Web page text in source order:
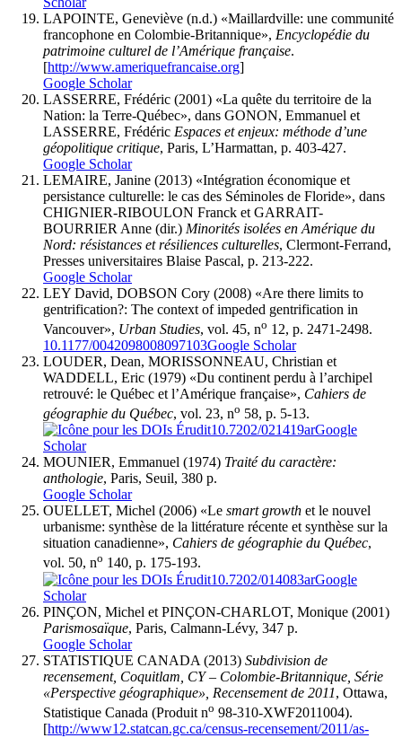
LAPOINTE, Geneviève (n.d.) «Maillardville: une communité
francophone en Colombie-Britannique», Encyclopédie du
patrimoine culturel de l’Amérique française.
[http://www.ameriquefrancaise.org]
Google Scholar
LASSERRE, Frédéric (2001) «La quête du territoire de la
Nation: la Terre-Québec», dans GONON, Emmanuel et
LASSERRE, Frédéric Espaces et enjeux: méthode d’une
géopolitique critique, Paris, L’Harmattan, p. 403-427.
Google Scholar
LEMAIRE, Janine (2013) «Intégration économique et
persistance culturelle: le cas des Séminoles de Floride», dans
CHIGNIER-RIBOULON Franck et GARRAIT-
BOURRIER Anne (dir.) Minorités isolées en Amérique du
Nord: résistances et résiliences culturelles, Clermont-Ferrand,
Presses universitaires Blaise Pascal, p. 213-222.
Google Scholar
LEY David, DOBSON Cory (2008) «Are there limits to
gentrification?: The context of impeded gentrification in
Vancouver», Urban Studies, vol. 45, no 12, p. 2471-2498.
10.1177/0042098008097103Google Scholar
LOUDER, Dean, MORISSONNEAU, Christian et
WADDELL, Eric (1979) «Du continent perdu à l’archipel
retrouvé: le Québec et l’Amérique française», Cahiers de
géographie du Québec, vol. 23, no 58, p. 5-13.
10.7202/021419arGoogle
Scholar
MOUNIER, Emmanuel (1974) Traité du caractère:
anthologie, Paris, Seuil, 380 p.
Google Scholar
OUELLET, Michel (2006) «Le smart growth et le nouvel
urbanisme: synthèse de la littérature récente et synthèse sur la
situation canadienne», Cahiers de géographie du Québec,
vol. 50, no 140, p. 175-193.
10.7202/014083arGoogle
Scholar
PINÇON, Michel et PINÇON-CHARLOT, Monique (2001)
Parismosaïque, Paris, Calmann-Lévy, 347 p.
Google Scholar
STATISTIQUE CANADA (2013) Subdivision de
recensement, Coquitlam, CY – Colombie-Britannique, Série
«Perspective géographique», Recensement de 2011, Ottawa,
Statistique Canada (Produit no 98-310-XWF2011004).
[http://www12.statcan.gc.ca/census-recensement/2011/as-